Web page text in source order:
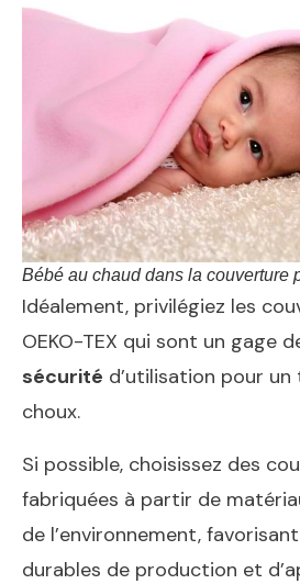
Bébé au chaud dans la couverture
Idéalement, privilégiez les
OEKO-TEX qui sont un gage
sécurité d’utilisation pour
choux.
Si possible, choisissez des
fabriquées à partir de
de l’environnement,
durables de production et